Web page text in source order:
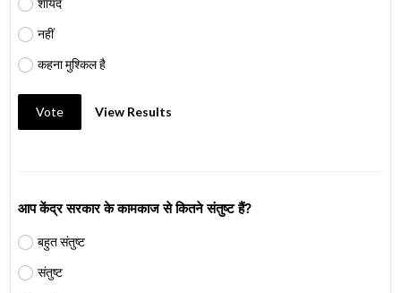
नहीं
कहना मुश्किल है
Vote View Results
आप केंद्र सरकार के कामकाज से कितने संतुष्ट हैं?
बहुत संतुष्ट
संतुष्ट